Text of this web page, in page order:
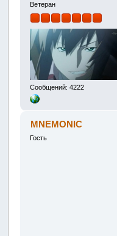
Ветеран
Сообщений: 4222
MNEMONIC
Гость